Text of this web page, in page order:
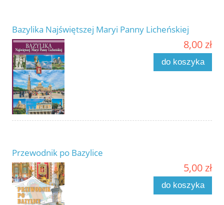
Bazylika Najświętszej Maryi Panny Licheńskiej
8,00 zł
do koszyka
Przewodnik po Bazylice
5,00 zł
do koszyka